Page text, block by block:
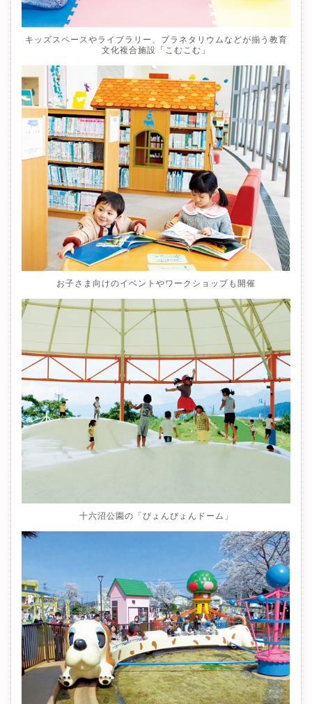
キッズスペースやライブラリー、プラネタリウムなどが揃う教育
文化複合施設「こむこむ」
お子さま向けのイベントやワークショップも開催
十六沼公園の「ぴょんぴょんドーム」